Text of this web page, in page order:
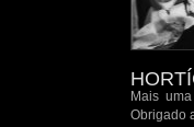
Mais
Obrigado